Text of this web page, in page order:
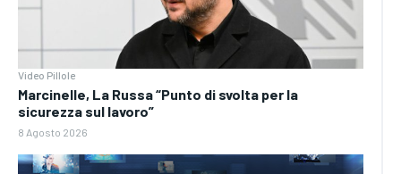
Video Pillole
Marcinelle, La Russa “Punto di svolta per la
sicurezza sul lavoro”
8 Agosto 2026